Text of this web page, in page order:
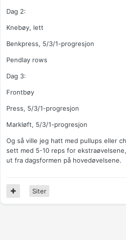
Dag 2:
Knebøy, lett
Benkpress, 5/3/1-progresjon
Pendlay rows
Dag 3:
Frontbøy
Press, 5/3/1-progresjon
Markløft, 5/3/1-progresjon
Og så ville jeg hatt med pullups eller
sett med 5-10 reps for
ut fra dagsformen på hovedøvelsene.
Siter